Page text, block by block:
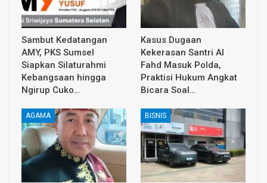
Sambut Kedatangan
AMY, PKS Sumsel
Siapkan Silaturahmi
Kebangsaan hingga
Ngirup Cuko…
Kasus Dugaan
Kekerasan Santri Al
Fahd Masuk Polda,
Praktisi Hukum Angkat
Bicara Soal…
AGAMA BISNIS